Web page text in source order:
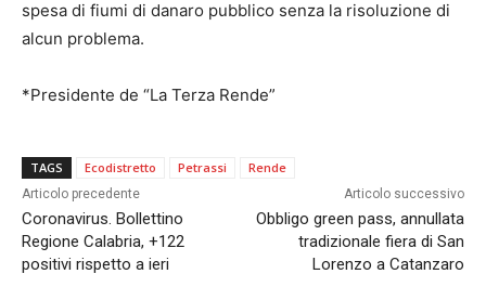
spesa di fiumi di danaro pubblico senza la risoluzione di
alcun problema.
*Presidente de “La Terza Rende”
TAGS Ecodistretto Petrassi Rende
Articolo precedente
Coronavirus. Bollettino
Regione Calabria, +122
positivi rispetto a ieri
Articolo successivo
Obbligo green pass, annullata
tradizionale fiera di San
Lorenzo a Catanzaro